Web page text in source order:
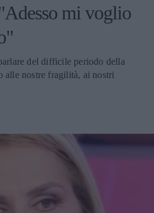
mi voglio
del difficile periodo della
alle nostre fragilità, ai nostri